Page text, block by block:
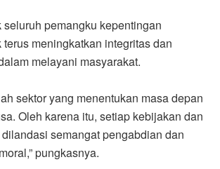
pemangku kepentingan
meningkatkan integritas dan
melayani masyarakat.
sektor yang menentukan masa depan
Oleh karena itu, setiap kebijakan dan
semangat pengabdian dan
pungkasnya.